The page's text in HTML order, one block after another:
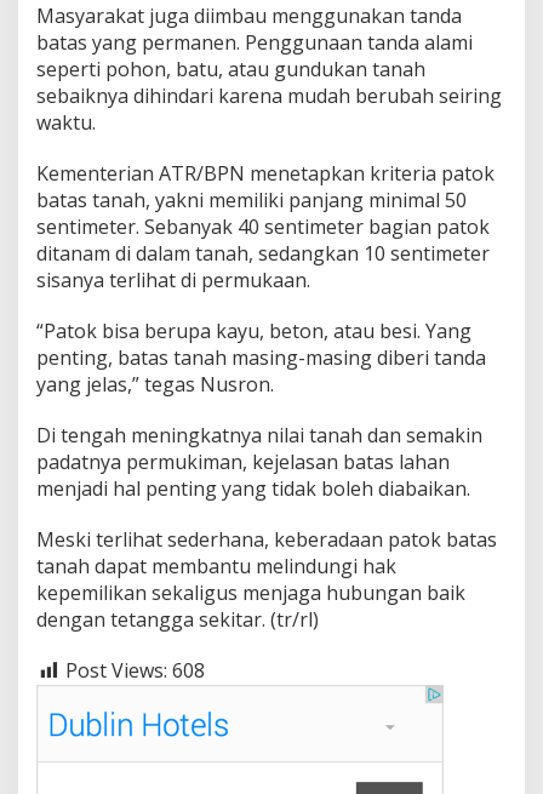
Masyarakat juga diimbau menggunakan tanda
batas yang permanen. Penggunaan tanda alami
seperti pohon, batu, atau gundukan tanah
sebaiknya dihindari karena mudah berubah seiring
waktu.
Kementerian ATR/BPN menetapkan kriteria patok
batas tanah, yakni memiliki panjang minimal 50
sentimeter. Sebanyak 40 sentimeter bagian patok
ditanam di dalam tanah, sedangkan 10 sentimeter
sisanya terlihat di permukaan.
“Patok bisa berupa kayu, beton, atau besi. Yang
penting, batas tanah masing-masing diberi tanda
yang jelas,” tegas Nusron.
Di tengah meningkatnya nilai tanah dan semakin
padatnya permukiman, kejelasan batas lahan
menjadi hal penting yang tidak boleh diabaikan.
Meski terlihat sederhana, keberadaan patok batas
tanah dapat membantu melindungi hak
kepemilikan sekaligus menjaga hubungan baik
dengan tetangga sekitar. (tr/rl)
Post Views: 608